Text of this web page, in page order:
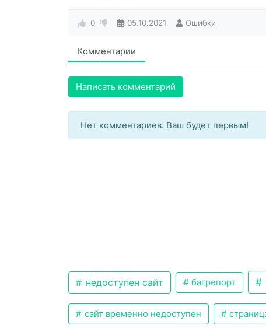
0 05.10.2021 Ошибки
Комментарии
Написать комментарий
Нет комментариев. Ваш будет первым!
недоступен сайт багрепорт
сайт временно недоступен